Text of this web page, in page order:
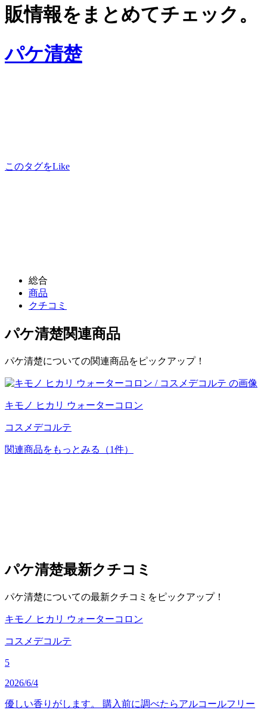
販情報をまとめてチェック。
パケ清楚
このタグをLike
総合
商品
クチコミ
パケ清楚関連商品
パケ清楚についての関連商品をピックアップ！
キモノ ヒカリ ウォーターコロン
コスメデコルテ
関連商品をもっとみる （1件）
パケ清楚最新クチコミ
パケ清楚についての最新クチコミをピックアップ！
キモノ ヒカリ ウォーターコロン
コスメデコルテ
5
2026/6/4
優しい香りがします。 購入前に調べたらアルコールフリー